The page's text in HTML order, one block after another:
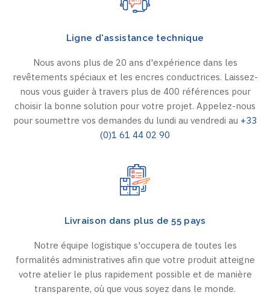
Ligne d'assistance technique
Nous avons plus de 20 ans d'expérience dans les
revêtements spéciaux et les encres conductrices. Laissez-
nous vous guider à travers plus de 400 références pour
choisir la bonne solution pour votre projet. Appelez-nous
pour soumettre vos demandes du lundi au vendredi au +33
(0)1 61 44 02 90
Livraison dans plus de 55 pays
Notre équipe logistique s'occupera de toutes les
formalités administratives afin que votre produit atteigne
votre atelier le plus rapidement possible et de manière
transparente, où que vous soyez dans le monde.